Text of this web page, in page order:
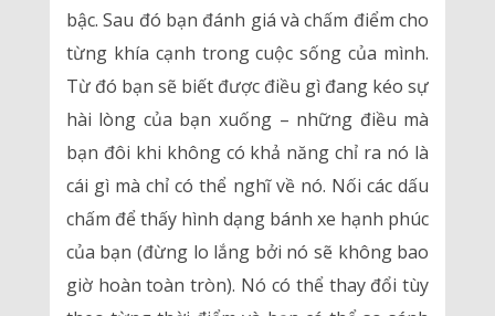
bậc. Sau đó bạn đánh giá và chấm điểm cho
từng khía cạnh trong cuộc sống của mình.
Từ đó bạn sẽ biết được điều gì đang kéo sự
hài lòng của bạn xuống – những điều mà
bạn đôi khi không có khả năng chỉ ra nó là
cái gì mà chỉ có thể nghĩ về nó. Nối các dấu
chấm để thấy hình dạng bánh xe hạnh phúc
của bạn (đừng lo lắng bởi nó sẽ không bao
giờ hoàn toàn tròn). Nó có thể thay đổi tùy